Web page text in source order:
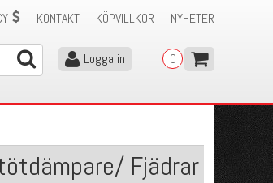
NYHETER
KÖPVILLKOR
KONTAKT
0
Logga in
Fjädrar